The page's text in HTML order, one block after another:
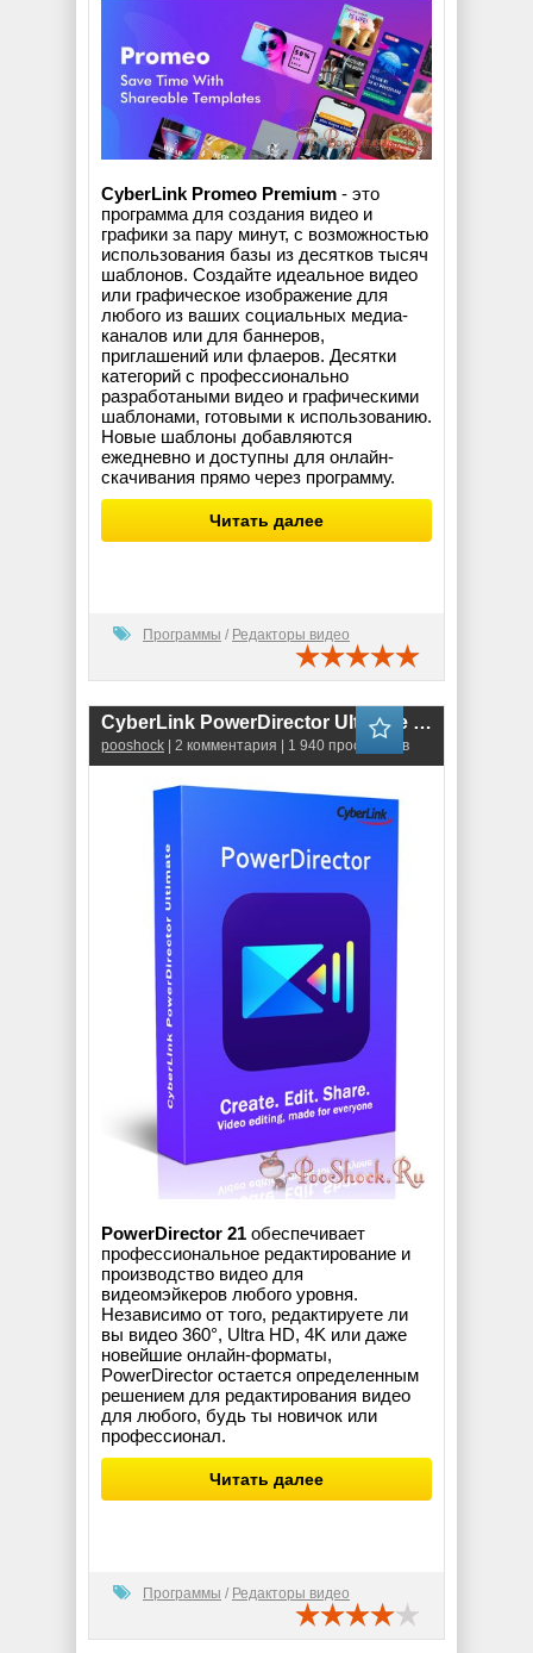
CyberLink Promeo Premium - это
программа для создания видео и
графики за пару минут, с возможностью
использования базы из десятков тысяч
шаблонов. Создайте идеальное видео
или графическое изображение для
любого из ваших социальных медиа-
каналов или для баннеров,
приглашений или флаеров. Десятки
категорий с профессионально
разработаными видео и графическими
шаблонами, готовыми к использованию.
Новые шаблоны добавляются
ежедневно и доступны для онлайн-
скачивания прямо через программу.
Читать далее
Программы / Редакторы видео
CyberLink PowerDirector Ultimate 21.6.3027.0
pooshock | 2 комментария | 1 940 просмотров
PowerDirector 21 обеспечивает
профессиональное редактирование и
производство видео для
видеомэйкеров любого уровня.
Независимо от того, редактируете ли
вы видео 360°, Ultra HD, 4K или даже
новейшие онлайн-форматы,
PowerDirector остается определенным
решением для редактирования видео
для любого, будь ты новичок или
профессионал.
Читать далее
Программы / Редакторы видео